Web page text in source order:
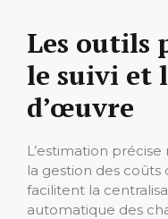
Les outils
le suivi et
d’œuvre
L’estimation
la gestion des coûts
facilitent la
automatique des